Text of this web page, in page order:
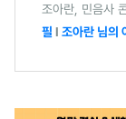
조아란, 민음사
필 l 조아란 님의